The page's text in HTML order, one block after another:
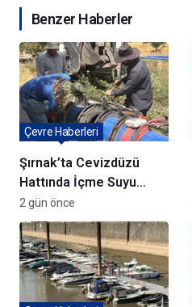
Benzer Haberler
Şırnak’ta Cevizdüzü
Hattında İçme Suyu
Çalışmaları Devam
Ediyor
Çevre Haberleri
2 gün önce